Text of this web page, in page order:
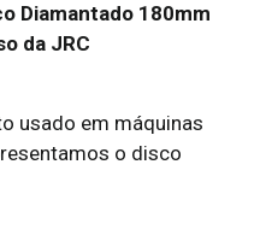
Diamantado 180mm
da JRC
usado em máquinas
o disco